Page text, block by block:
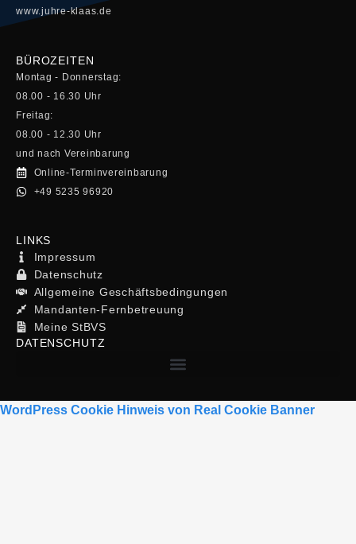
www.juhre-klaas.de
BÜROZEITEN
Montag - Donnerstag:
08.00 - 16.30 Uhr
Freitag:
08.00 - 12.30 Uhr
und nach Vereinbarung
Online-Terminvereinbarung
+49 5235 96920
LINKS
Impressum
Datenschutz
Allgemeine Geschäftsbedingungen
Mandanten-Fernbetreuung
Meine StBVS
DATENSCHUTZ
WordPress Cookie Hinweis von Real Cookie Banner